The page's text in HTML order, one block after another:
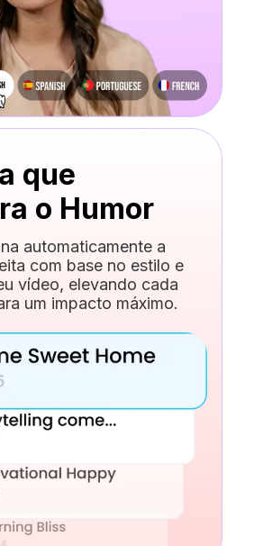
que
o Humor
automaticamente a
com base no estilo e
vídeo, elevando cada
um impacto máximo.